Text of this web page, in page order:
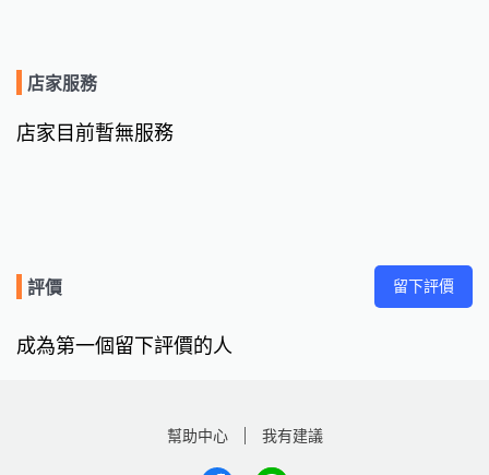
店家服務
店家目前暫無服務
評價 留下評價
成為第一個留下評價的人
幫助中心 我有建議